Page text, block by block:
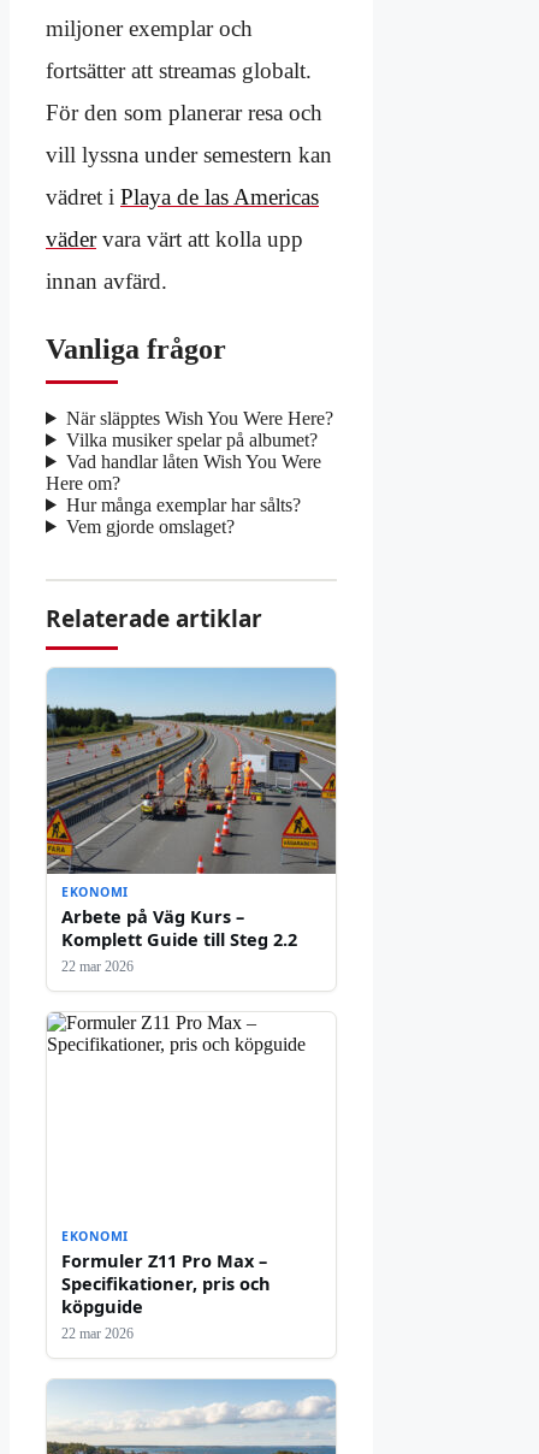
miljoner exemplar och
fortsätter att streamas globalt.
För den som planerar resa och
vill lyssna under semestern kan
vädret i Playa de las Americas
vädervara värt att kolla upp
innan avfärd.
Vanliga frågor
När släpptes Wish You Were Here?
Vilka musiker spelar på albumet?
Vad handlar låten Wish You Were
Here om?
Hur många exemplar har sålts?
Vem gjorde omslaget?
Relaterade artiklar
EKONOMI
Arbete på Väg Kurs –
Komplett Guide till Steg 2.2
22 mar 2026
EKONOMI
Formuler Z11 Pro Max –
Specifikationer, pris och
köpguide
22 mar 2026